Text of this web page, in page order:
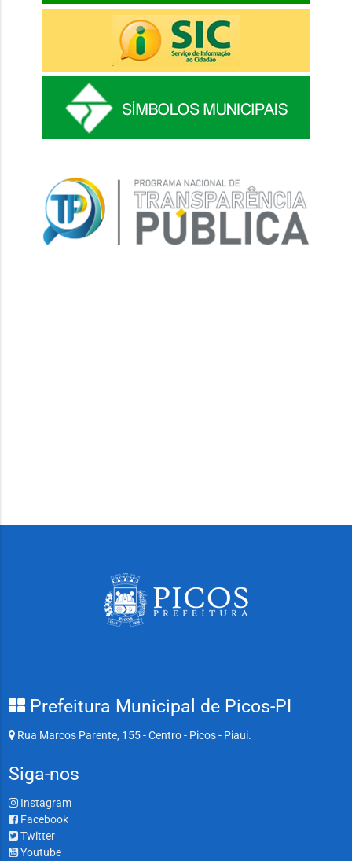
Prefeitura Municipal de Picos-PI
Rua Marcos Parente, 155 - Centro - Picos - Piaui.
Siga-nos
Instagram
Facebook
Twitter
Youtube